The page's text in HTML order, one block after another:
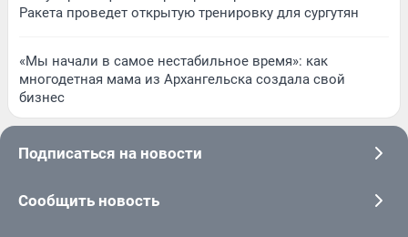
Ракета проведет открытую тренировку для сургутян
«Мы начали в самое нестабильное время»: как
многодетная мама из Архангельска создала свой
бизнес
Подписаться на новости
Сообщить новость